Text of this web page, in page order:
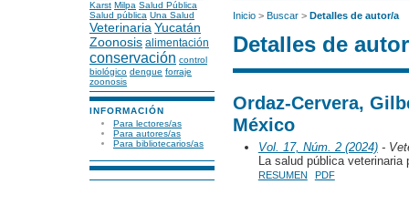
Karst Milpa Salud Pública
Salud pública Una Salud
Veterinaria Yucatán
Zoonosis alimentación
conservación control
biológico dengue forraje
zoonosis
INFORMACIÓN
Para lectores/as
Para autores/as
Para bibliotecarios/as
Inicio> Buscar> Detalles de autor/a
Detalles de
Ordaz-Cervera,
México
Vol. 17, Núm. 2 (2024)-
La salud pública
RESUMEN PDF